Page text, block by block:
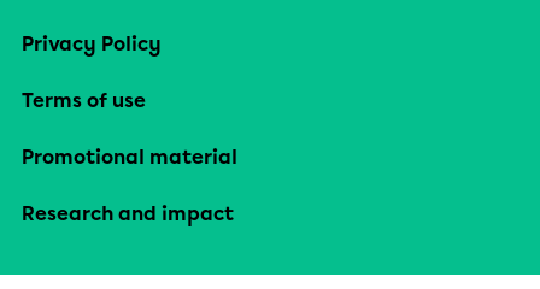
Privacy Policy
Terms of use
Promotional material
Research and impact